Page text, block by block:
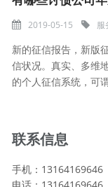
2019-05-15 服
新的征信报告，新版
信状况。真实、多维
的个人征信系统，可
联系信息
手机：13164169646
电话：13164169646